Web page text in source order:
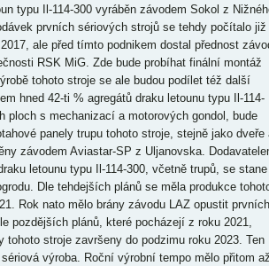
typu Il-114-300 vyráběn závodem Sokol z
prvních sériových strojů se tehdy počítalo již
ale před tímto podnikem dostal přednost
RSK MiG. Zde bude probíhat finální montáž
tohoto stroje se ale budou podílet též další
hned 42-ti % agregátů draku letounu typu Il-114-
ploch s mechanizací a motorových gondol, bude
panely trupu tohoto stroje, stejně jako dveře
závodem Aviastar-SP z Uljanovska.
letounu typu Il-114-300, včetně trupů, se stane
Dle tehdejších plánů se měla produkce
Rok nato mělo brány závodu LAZ opustit prvních
pozdějších plánů, které pocházejí z roku 2021,
stroje završeny do podzimu roku 2023. Ten
výroba. Roční výrobní tempo mělo přitom až